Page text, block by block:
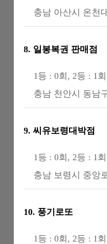
충남 아산시 온천
8. 일봉복권 판매점
1등 : 0회, 2등 : 1회
충남 천안시 동남
9. 씨유보령대박점
1등 : 0회, 2등 : 1회
충남 보령시 중앙
10. 풍기로또
1등 : 0회, 2등 : 1회